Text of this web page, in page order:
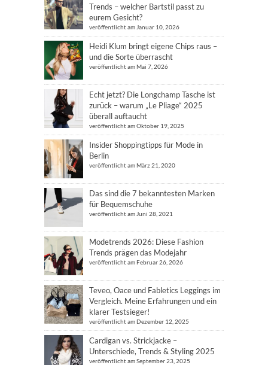
Trends – welcher Bartstil passt zu
eurem Gesicht?
veröffentlicht am Januar 10, 2026
Heidi Klum bringt eigene Chips raus –
und die Sorte überrascht
veröffentlicht am Mai 7, 2026
Echt jetzt? Die Longchamp Tasche ist
zurück – warum „Le Pliage“ 2025
überall auftaucht
veröffentlicht am Oktober 19, 2025
Insider Shoppingtipps für Mode in
Berlin
veröffentlicht am März 21, 2020
Das sind die 7 bekanntesten Marken
für Bequemschuhe
veröffentlicht am Juni 28, 2021
Modetrends 2026: Diese Fashion
Trends prägen das Modejahr
veröffentlicht am Februar 26, 2026
Teveo, Oace und Fabletics Leggings im
Vergleich. Meine Erfahrungen und ein
klarer Testsieger!
veröffentlicht am Dezember 12, 2025
Cardigan vs. Strickjacke –
Unterschiede, Trends & Styling 2025
veröffentlicht am September 23, 2025